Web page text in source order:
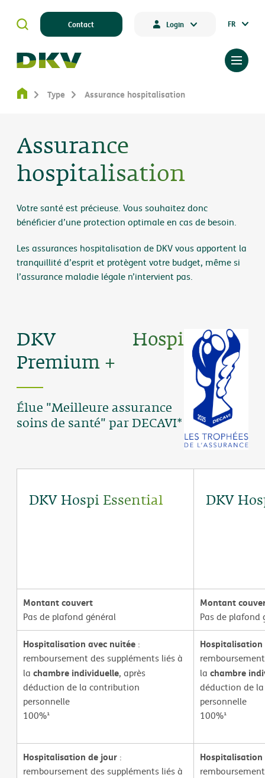
Contact Login FR
Assurance
hospitalisation
Votre santé est précieuse. Vous souhaitez donc
bénéficier d’une protection optimale en cas de besoin.
Les assurances hospitalisation de DKV vous apportent la
tranquillité d’esprit et protègent votre budget, même si
l’assurance maladie légale n’intervient pas.
Type Assurance hospitalisation
DKV Hospi
Premium +
Élue "Meilleure assurance
soins de santé" par DECAVI*
DKV Hospi Essential
Montant couvert
Pas de plafond général
Hospitalisation avec nuitée :
remboursement des suppléments liés à
la chambre individuelle, après
déduction de la contribution
personnelle
100%¹
Hospitalisation de jour :
remboursement des suppléments liés à
DKV
Montant
Pas de plafond
Hospitalisation
la chambre
déduction de
personnelle
100%¹